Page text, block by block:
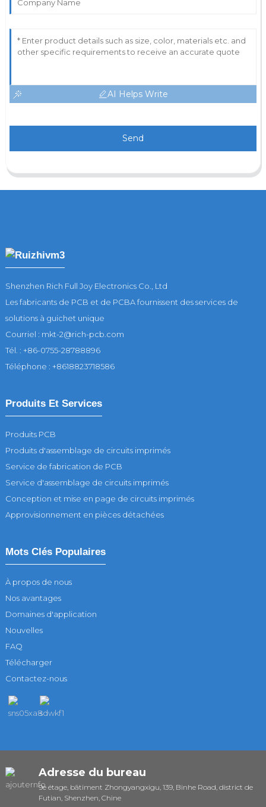
AI Helps Write
Send
Shenzhen Rich Full Joy Electronics Co., Ltd
Les fabricants de PCB et de PCBA fournissent des services de
solutions à guichet unique
Courriel : mkt-2@rich-pcb.com
Tél. : +86-0755-28788896
Téléphone : +8618823718586
Produits Et Services
Produits PCB
Produits d'assemblage de circuits imprimés
Service de fabrication de PCB
Service d'assemblage de circuits imprimés
Conception et mise en page de circuits imprimés
Approvisionnement en pièces détachées
Mots Clés Populaires
À propos de nous
Nos avantages
Domaines d'application
Nouvelles
FAQ
Télécharger
Contactez-nous
Adresse du bureau
9e étage, bâtiment Zhongyangxigu, 139, Binhe Road, district de
Futian, Shenzhen, Chine